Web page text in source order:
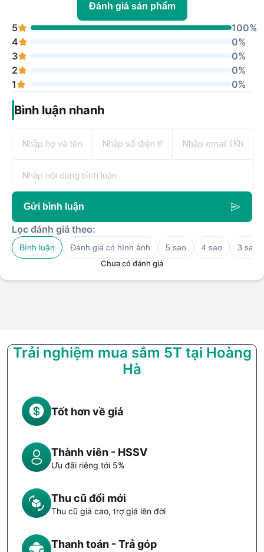
Đánh giá sản phẩm
5
100%
4
0%
3
0%
2
0%
1
0%
Bình luận nhanh
Gửi bình luận
Lọc đánh giá theo:
Bình luận Đánh giá có hình ảnh 5 sao 4 sao
3 sao
Chưa có đánh giá
Trải nghiệm mua sắm 5T tại Hoàng
Hà
Tốt hơn về giá
Thành viên - HSSV
Ưu đãi riêng tới 5%
Thu cũ đổi mới
Thu cũ giá cao, trợ giá lên đời
Thanh toán - Trả góp